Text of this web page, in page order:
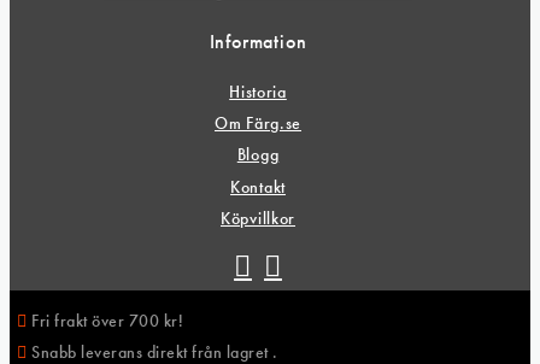
Information
Historia
Om Färg.se
Blogg
Kontakt
Köpvillkor
Fri frakt över 700 kr!
Snabb leverans direkt från lagret .